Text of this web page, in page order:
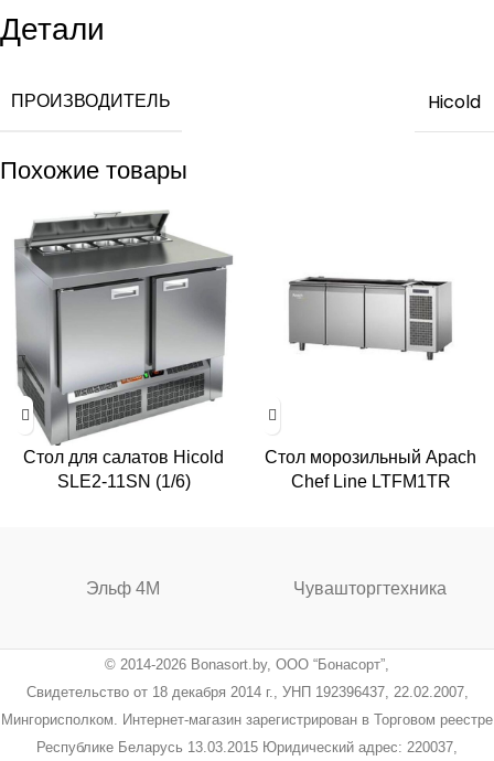
Детали
ПРОИЗВОДИТЕЛЬ Hicold
Похожие товары
Стол для салатов Hicold
SLE2-11SN (1/6)
Стол морозильный Apach
Chef Line LTFM1TR
Эльф 4М Чувашторгтехника
© 2014-2026 Bonasort.by, ООО “Бонасорт”,
Свидетельство от 18 декабря 2014 г., УНП 192396437, 22.02.2007,
Мингорисполком. Интернет-магазин зарегистрирован в Торговом реестре
Республике Беларусь 13.03.2015 Юридический адрес: 220037,